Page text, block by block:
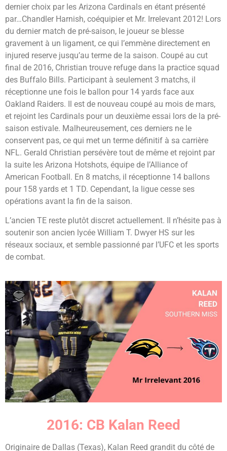
dernier choix par les Arizona Cardinals en étant présenté
par…Chandler Harnish, coéquipier et Mr. Irrelevant 2012! Lors
du dernier match de pré-saison, le joueur se blesse
gravement à un ligament, ce qui l’emmène directement en
injured reserve jusqu’au terme de la saison. Coupé au cut
final de 2016, Christian trouve refuge dans la practice squad
des Buffalo Bills. Participant à seulement 3 matchs, il
réceptionne une fois le ballon pour 14 yards face aux
Oakland Raiders. Il est de nouveau coupé au mois de mars,
et rejoint les Cardinals pour un deuxième essai lors de la pré-
saison estivale. Malheureusement, ces derniers ne le
conservent pas, ce qui met un terme définitif à sa carrière
NFL. Gerald Christian persévère tout de même et rejoint par
la suite les Arizona Hotshots, équipe de l’Alliance of
American Football. En 8 matchs, il réceptionne 14 ballons
pour 158 yards et 1 TD. Cependant, la ligue cesse ses
opérations avant la fin de la saison.
L’ancien TE reste plutôt discret actuellement. Il n’hésite pas à
soutenir son ancien lycée William T. Dwyer HS sur les
réseaux sociaux, et semble passionné par l’UFC et les sports
de combat.
2016: CB Kalan Reed
Originaire de Dallas (Texas), Kalan Reed grandit du côté de